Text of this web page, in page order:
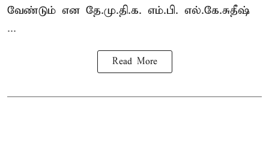
வேண்டும் என தே.மு.தி.க. எம்.பி. எல்.கே.சுதீஷ்
...
Read More